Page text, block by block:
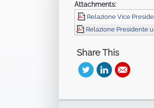
Attachments:
Relazione Vice
Relazione Presidente
Share This